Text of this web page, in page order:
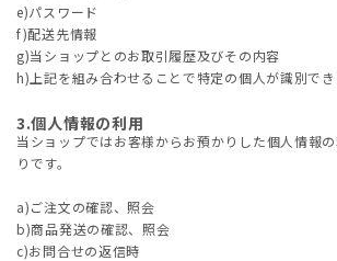
e)パスワード
f)配送先情報
g)当ショップとのお取引履歴及びその内容
h)上記を組み合わせることで特定の個人が識別で
3.個人情報の利用
当ショップではお客様からお預かりした個人情報
りです。
a)ご注文の確認、照会
b)商品発送の確認、照会
c)お問合せの返信時